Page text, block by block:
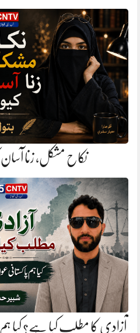
نکاح مشکل، زنا آسان
آزادی کا مطلب کیا ہے؟ کیا ہم